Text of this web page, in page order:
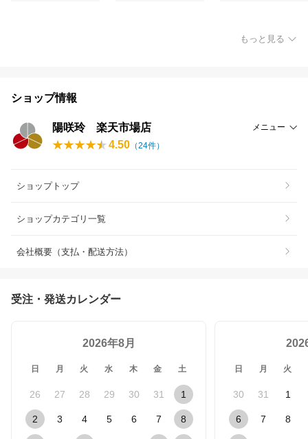
もっと見る
ショップ情報
陽咲玲 楽天市場店 メニュー
4.50 （24件）
ショップトップ
ショップカテゴリ一覧
会社概要（支払・配送方法）
受注・発送カレンダー
2026年8月
日 月 火 水 木 金 土
26 27 28 29 30 31 1
2 3 4 5 6 7 8
日 月 火
30 31 1
6 7 8